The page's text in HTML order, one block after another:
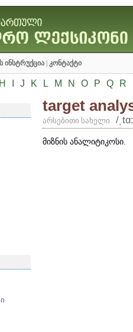
ინსტრუქცია კონტაქტი
H J K L M N O P Q R
target
არსებითი სახელი /
მიზნის ანალიტიკოსი.